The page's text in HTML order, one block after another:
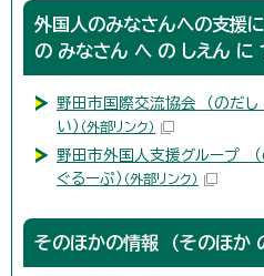
外国人のみなさんへの支援
の みなさん へ の しえん に
野田市国際交流協会 （のだし
い） （外部リンク）
野田市外国人支援グループ （
ぐるーぷ） （外部リンク）
そのほかの情報 （そのほか